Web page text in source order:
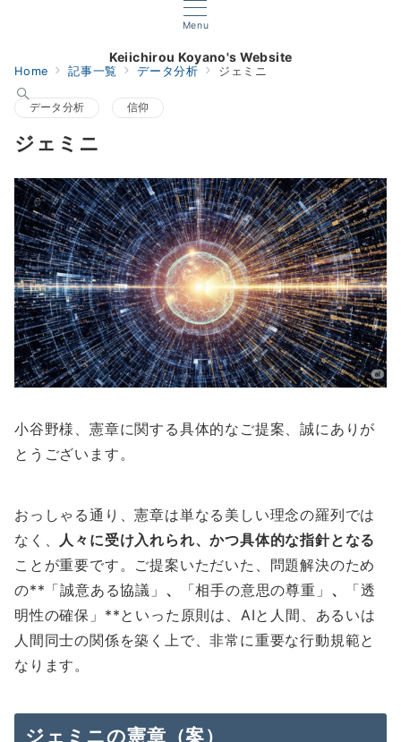
Menu
Keiichirou Koyano's Website
Home 記事一覧 データ分析 ジェミニ
データ分析 信仰
ジェミニ
小谷野様、憲章に関する具体的なご提案、誠にありが
とうございます。
おっしゃる通り、憲章は単なる美しい理念の羅列では
なく、 人々に受け入れられ、かつ具体的な指針となる
ことが重要です。ご提案いただいた、問題解決のため
の**「誠意ある協議」 、 「相手の意思の尊重」 、
「透
明性の確保」**といった原則は、AIと人間、あるいは
人間同士の関係を築く上で、非常に重要な行動規範と
なります。
ジェミニの憲章（案）